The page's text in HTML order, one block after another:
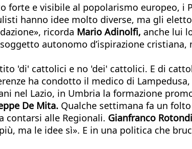
forte e visibile al popolarismo europeo, i
hanno idee molto diverse, ma gli
ricorda Mario Adinolfi, anche lui
autonomo d’ispirazione
'di' cattolici e no 'dei' cattolici. E di
ha condotto il medico di
nel Lazio, in Umbria la formazione
De Mita. Qualche settimana fa un
contarsi alle Regionali. Gianfranco
ma le idee sì». E in una politica che